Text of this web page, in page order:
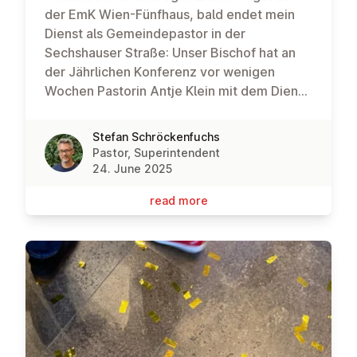
der EmK Wien-Fünfhaus, bald endet mein
Dienst als Gemeindepastor in der
Sechshauser Straße: Unser Bischof hat an
der Jährlichen Konferenz vor wenigen
Wochen Pastorin Antje Klein mit dem Dienst
Ihr habt in den vergangenen Wochen bereits
zahlreiche Gelegenheiten gehabt, sie
kennen und schätzen zu lernen; und ich
angekommen ist und herzlich aufgenommen
Dienst als Superintendent für die EmK
Österreich sowie als Gemeindepastor für
die Gemeinde Wien-Floridsdorf. Die neuen
Dienstzuweisungen treten mit 1. September
in Kraft; mein Dienst als Gemeindepastor
endet somit formal mit Ende August. Vorher
Stefan Schröckenfuchs
Pastor, Superintendent
24. June 2025
read more